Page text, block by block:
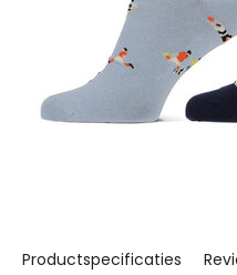
Productspecificaties